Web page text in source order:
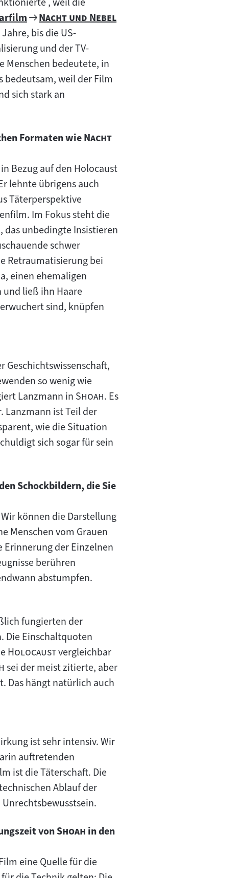
Zum
Filmarchiv:
"
Nacht und Nebel"
bis die US-
und der TV-
Menschen bedeutete, in
bedeutsam, weil der Film
sich stark an
Formaten wie"
Nacht
Bezug auf den Holocaust
lehnte übrigens auch
Täterperspektive
Im Fokus steht die
das unbedingte Insistieren
schwer
Retraumatisierung bei
einen ehemaligen
und ließ ihn Haare
sind, knüpfen
Geschichtswissenschaft,
so wenig wie
Lanzmann in "
Shoah". Es
Lanzmann ist Teil der
wie die Situation
sich sogar für sein
Schockbildern, die Sie
können die Darstellung
Menschen vom Grauen
Erinnerung der Einzelnen
berühren
abstumpfen.
fungierten der
Die Einschaltquoten
"
Holocaust"
vergleichbar
"sei der meist zitierte, aber
Das hängt natürlich auch
ist sehr intensiv. Wir
auftretenden
ist die Täterschaft. Die
Ablauf der
von"
Shoah "in den
eine Quelle für die